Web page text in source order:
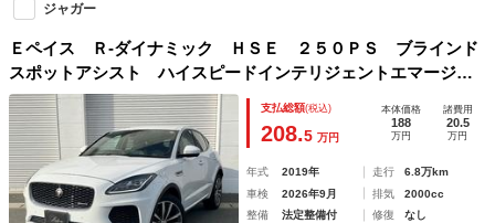
ジャガー
Ｅペイス Ｒ‐ダイナミック ＨＳＥ ２５０ＰＳ ブラインド
スポットアシスト ハイスピードインテリジェントエマージェ
ンシブレーキアシスト パークアシスト ３６０度パークディ
スタンスコントロール リバーストラフィックディテクショ
ン レーンキープアシスト
支払総額(税込)
208.5 万円
本体価格
188
万円
諸費用
20.5
万円
年式 2019年 走行
6.8万km
車検
2026年9月 排気
2000cc
整備
法定整備付 修復
なし